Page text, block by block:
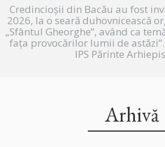
Credincioșii din Bacău au fost
2026, la o seară duhovnicească
„Sfântul Gheorghe”, având ca
fața provocărilor lumii de
IPS Părinte
Arhivă